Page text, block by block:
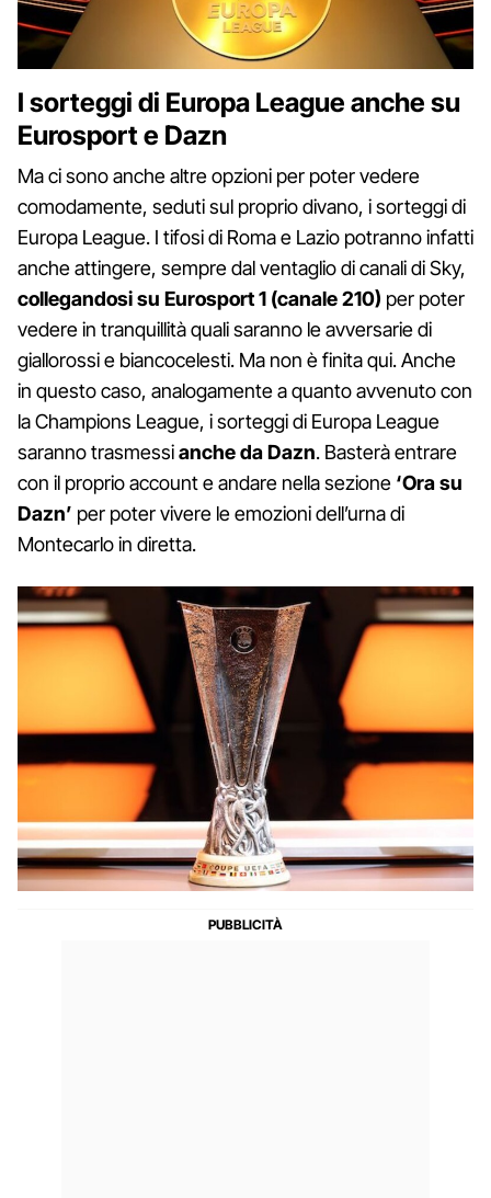
I sorteggi di Europa League anche su
Eurosport e Dazn
Ma ci sono anche altre opzioni per poter vedere
comodamente, seduti sul proprio divano, i sorteggi di
Europa League. I tifosi di Roma e Lazio potranno infatti
anche attingere, sempre dal ventaglio di canali di Sky,
collegandosi su Eurosport 1 (canale 210) per poter
vedere in tranquillità quali saranno le avversarie di
giallorossi e biancocelesti. Ma non è finita qui. Anche
in questo caso, analogamente a quanto avvenuto con
la Champions League, i sorteggi di Europa League
saranno trasmessianche da Dazn. Basterà entrare
con il proprio account e andare nella sezione ‘Ora su
Dazn’ per poter vivere le emozioni dell’urna di
Montecarlo in diretta.